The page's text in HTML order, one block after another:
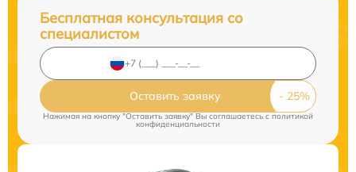
Бесплатная консультация со
специалистом
Оставить заявку
Нажимая на кнопку "Оставить заявку" Вы соглашаетесь cполитикой
конфиденциальности